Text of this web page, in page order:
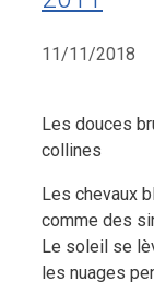
11/11/2018
Les douces
collines
Les chevaux
comme des
Le soleil se
les nuages